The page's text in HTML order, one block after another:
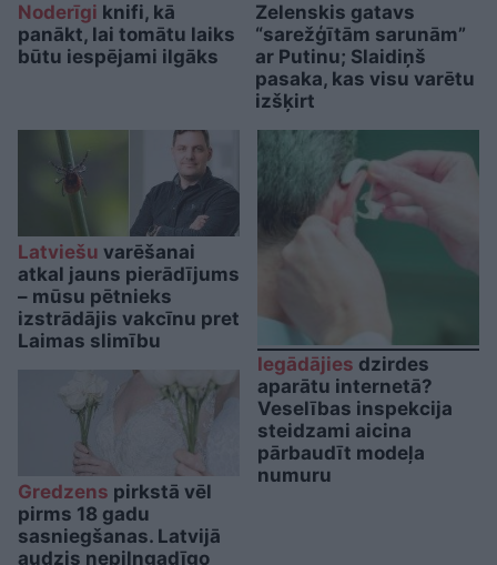
Noderīgi knifi, kā
panākt, lai tomātu laiks
būtu iespējami ilgāks
Zelenskis gatavs
“sarežģītām sarunām”
ar Putinu; Slaidiņš
pasaka, kas visu varētu
izšķirt
Latviešu varēšanai
atkal jauns pierādījums
– mūsu pētnieks
izstrādājis vakcīnu pret
Laimas slimību
Gredzens pirkstā vēl
pirms 18 gadu
sasniegšanas. Latvijā
audzis nepilngadīgo
Iegādājies dzirdes
aparātu internetā?
Veselības inspekcija
steidzami aicina
pārbaudīt modeļa
numuru